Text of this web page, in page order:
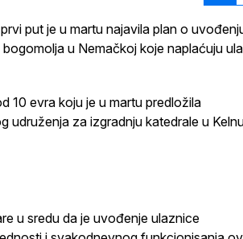
put je u martu najavila plan o
u Nemačkoj koje naplaćuju
10 evra koju je u martu predložila
udruženja za izgradnju katedrale u
u sredu da je uvođenje ulaznice